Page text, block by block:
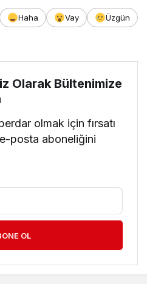
Haha Vay
Üzgün
Olarak Bültenimize
olmak için fırsatı
posta aboneliğini
OL